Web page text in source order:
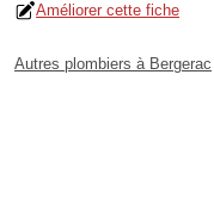
Améliorer cette fiche
Autres plombiers à Bergerac